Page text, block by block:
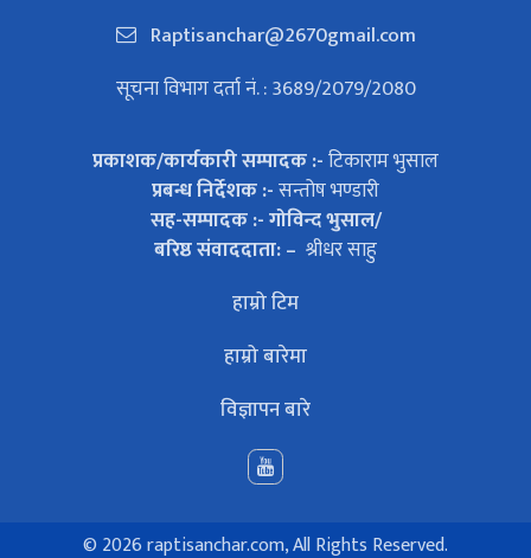
Raptisanchar@2670gmail.com
सूचना विभाग दर्ता नं. : 3689/2079/2080
प्रकाशक/कार्यकारी सम्पादक :-टिकाराम भुसाल
प्रबन्ध निर्देशक :-सन्तोष भण्डारी
सह-सम्पादक :- गोविन्द भुसाल/
बरिष्ठ संवाददाता: – श्रीधर साहु
हाम्रो टिम
हाम्रो बारेमा
विज्ञापन बारे
© 2026 raptisanchar.com, All Rights Reserved.